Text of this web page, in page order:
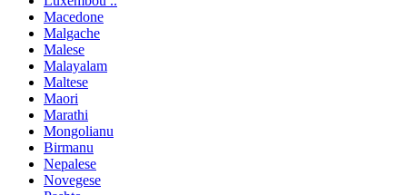
Macedone
Malgache
Malese
Malayalam
Maltese
Maori
Marathi
Mongolianu
Birmanu
Nepalese
Novegese